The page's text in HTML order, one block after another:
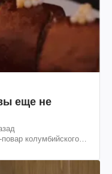
еще не
колумбийского